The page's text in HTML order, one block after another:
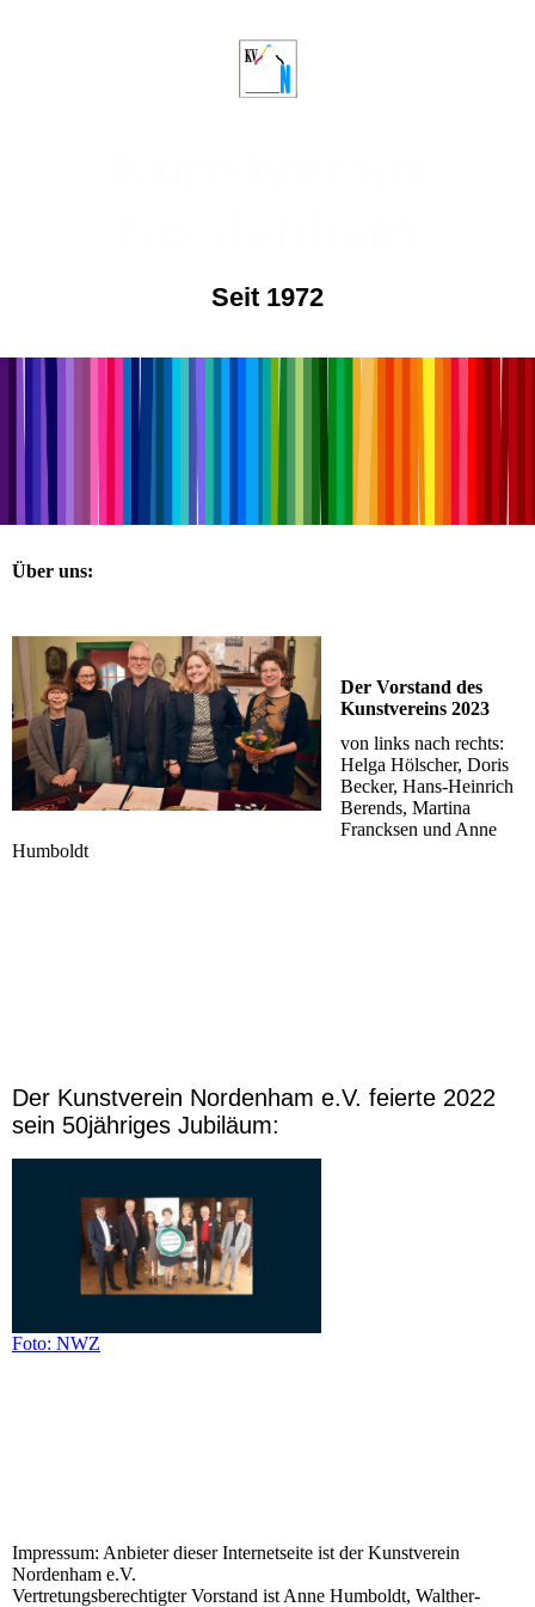
Seit 1972
Über uns:
Der Vorstand des
Kunstvereins 2023
von links nach rechts:
Helga Hölscher, Doris
Becker, Hans-Heinrich
Berends, Martina
Francksen und Anne
Humboldt
Der Kunstverein Nordenham e.V. feierte 2022
sein 50jähriges Jubiläum:
Foto: NWZ
Impressum: Anbieter dieser Internetseite ist der Kunstverein
Nordenham e.V.
Vertretungsberechtigter Vorstand ist Anne Humboldt, Walther-